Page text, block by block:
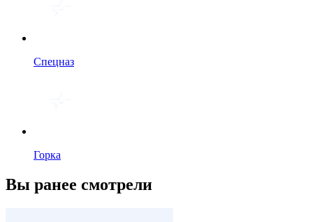
Спецназ
Горка
Вы ранее смотрели